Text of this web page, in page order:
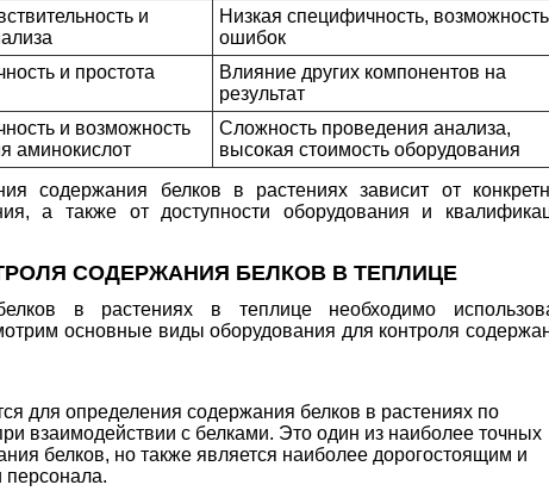
и
Низкая специфичность, возможность
ошибок
и простота
Влияние других компонентов на
результат
и возможность
аминокислот
Сложность проведения анализа,
высокая стоимость оборудования
содержания белков в растениях зависит от
а также от доступности оборудования и
СОДЕРЖАНИЯ БЕЛКОВ В ТЕПЛИЦЕ
в растениях в теплице необходимо
основные виды оборудования для контроля
для определения содержания белков в растениях по
взаимодействии с белками. Это один из наиболее точных
белков, но также является наиболее дорогостоящим и
персонала.